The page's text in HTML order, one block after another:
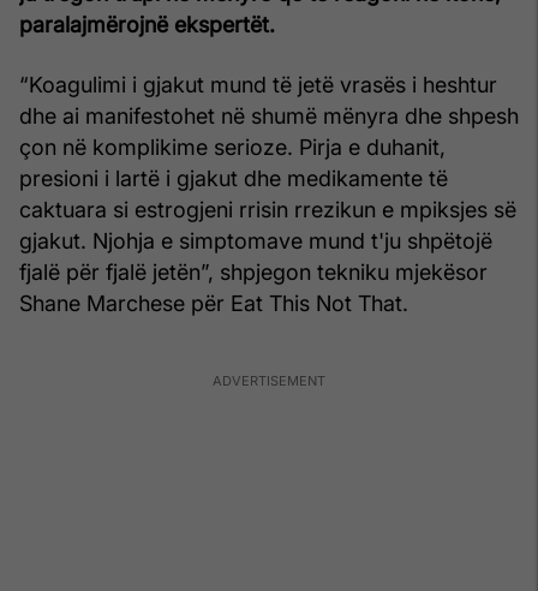
paralajmërojnë ekspertët.
“Koagulimi i gjakut mund të jetë vrasës i heshtur
dhe ai manifestohet në shumë mënyra dhe shpesh
çon në komplikime serioze. Pirja e duhanit,
presioni i lartë i gjakut dhe medikamente të
caktuara si estrogjeni rrisin rrezikun e mpiksjes së
gjakut. Njohja e simptomave mund t'ju shpëtojë
fjalë për fjalë jetën”, shpjegon tekniku mjekësor
Shane Marchese për Eat This Not That.